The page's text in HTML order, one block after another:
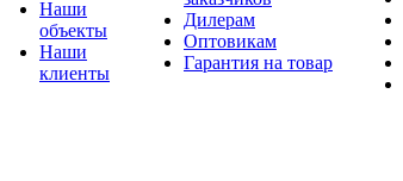
Наши
объекты
Наши
клиенты
Дилерам
Оптовикам
Гарантия на товар